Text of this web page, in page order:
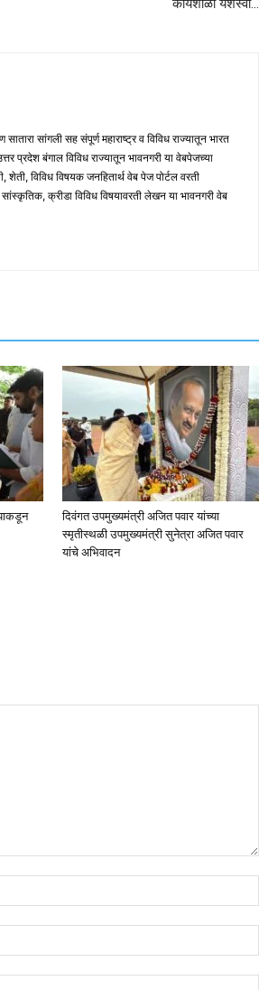
कार्यशाळा यशस्वी…
सांगली सह संपूर्ण महाराष्ट्र व विविध राज्यातून भारत
प्रदेश बंगाल विविध राज्यातून भावनगरी या वेबपेजच्या
शेती, विविध विषयक जनहितार्थ वेब पेज पोर्टल वरती
क्रीडा विविध विषयावरती लेखन या भावनगरी वेब
दिवंगत उपमुख्यमंत्री अजित पवार यांच्या
स्मृतीस्थळी उपमुख्यमंत्री सुनेत्रा अजित पवार
यांचे अभिवादन